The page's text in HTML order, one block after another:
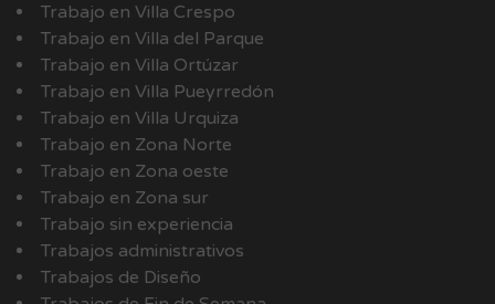
Trabajo en Villa Crespo
Trabajo en Villa del Parque
Trabajo en Villa Ortúzar
Trabajo en Villa Pueyrredón
Trabajo en Villa Urquiza
Trabajo en Zona Norte
Trabajo en Zona oeste
Trabajo en Zona sur
Trabajo sin experiencia
Trabajos administrativos
Trabajos de Diseño